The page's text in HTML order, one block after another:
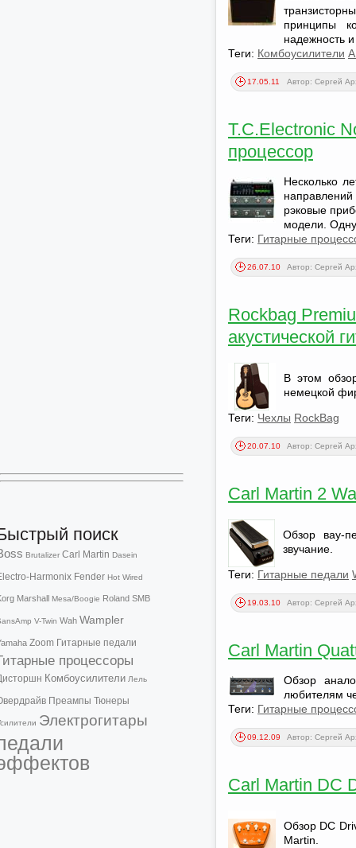
поиск
Brutalizer Carl Martin Dasein
Harmonix Fender Hot Wired
Marshall Mesa/Boogie Roland SMB
V-Twin Wah Wampler
Zoom Гитарные педали
процессоры
Комбоусилители Лель
Преампы Тюнеры
Электрогитары
принципы
надежность
Теги: Комбоусилители
17.05.11 Автор: Сергей
T.C.Electronic
процессор
Несколько
рэковые
модели.
Теги: Гитарные
26.07.10 Автор: Сергей
Rockbag
акустической
В этом
немецкой
Теги: Чехлы RockBag
20.07.10 Автор: Сергей
Carl Martin 2
Обзор вау-
звучание.
Теги: Гитарные педали
19.03.10 Автор: Сергей
Carl Martin
Обзор
любителям
Теги: Гитарные
09.12.09 Автор: Сергей
Carl Martin DC
Обзор DC
Martin.